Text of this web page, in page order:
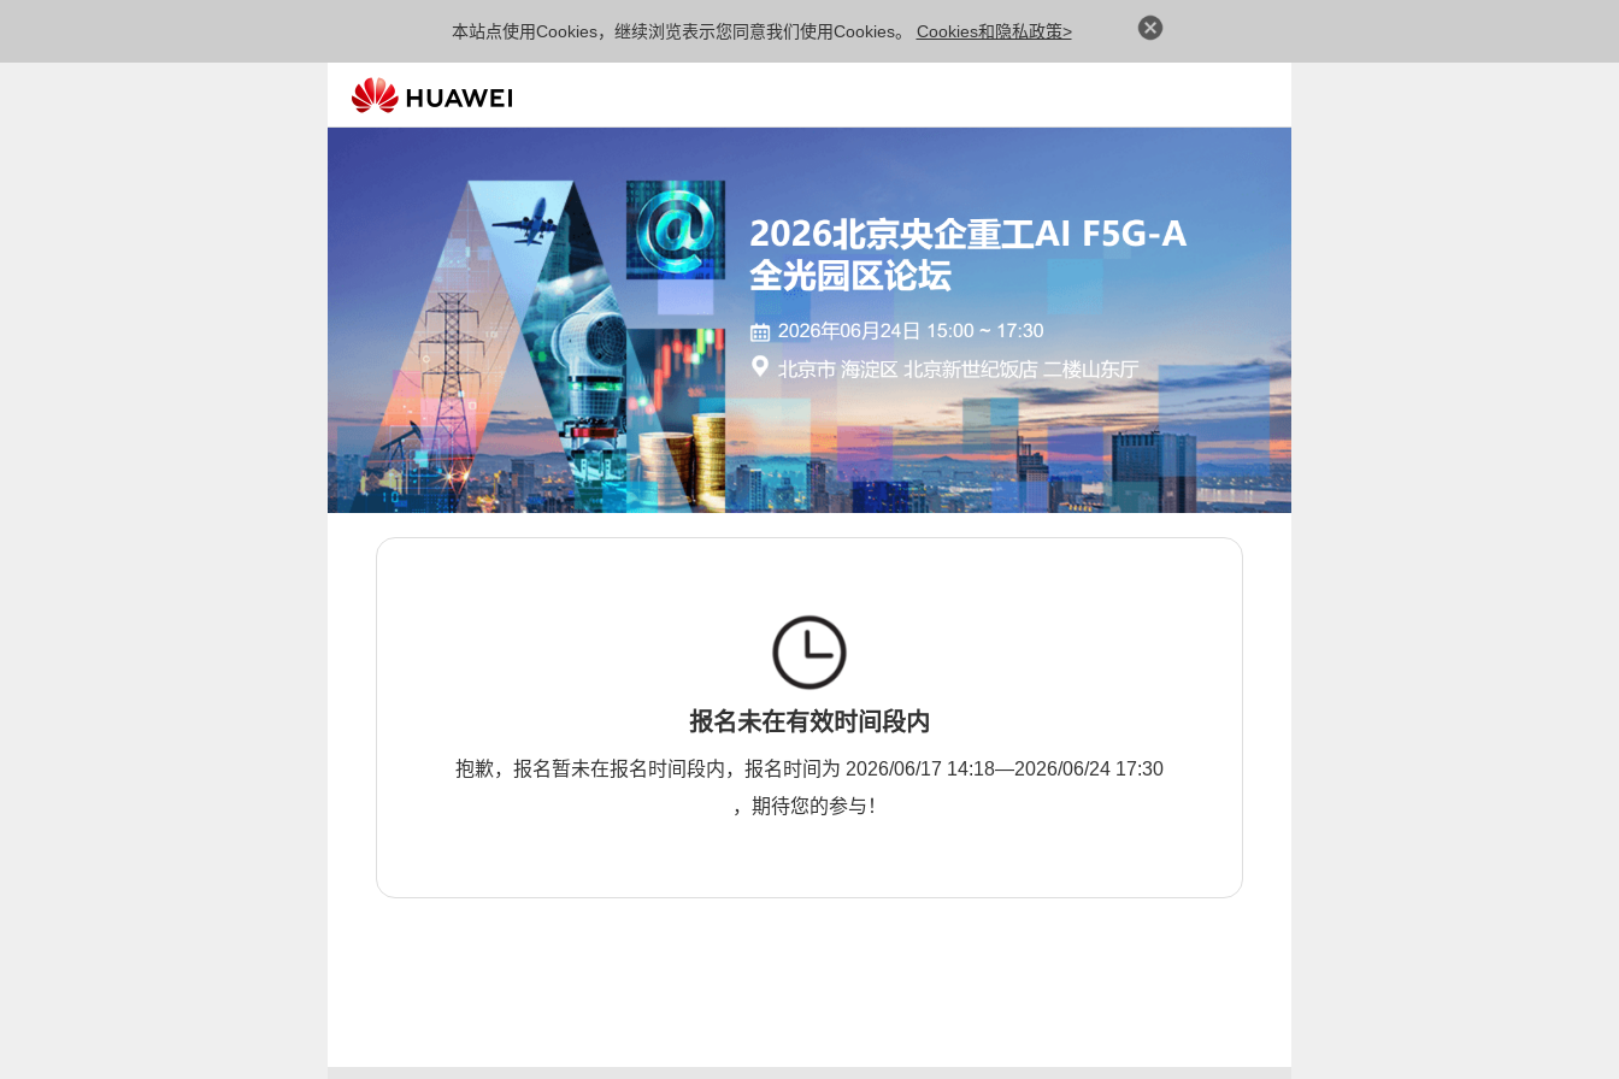
本站点使用Cookies，继续浏览表示您同意我们使用Cookies。 Cookies和隐私政策>
报名未在有效时间段内
抱歉，报名暂未在报名时间段内，报名时间为 2026/06/17 14:18—2026/06/24 17:30
，期待您的参与！